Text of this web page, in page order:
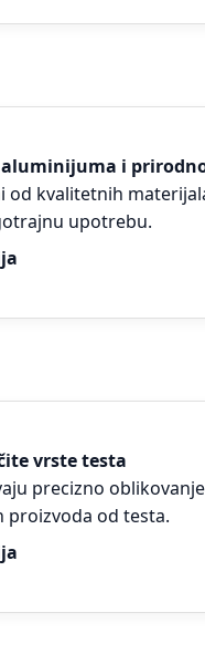
i
od kvalitetnih
upotrebu.
vrste testa
precizno
od testa.